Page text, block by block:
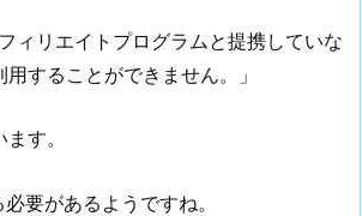
ィリエイトプログラムと提携していな
することができません。」
す。
要があるようですね。